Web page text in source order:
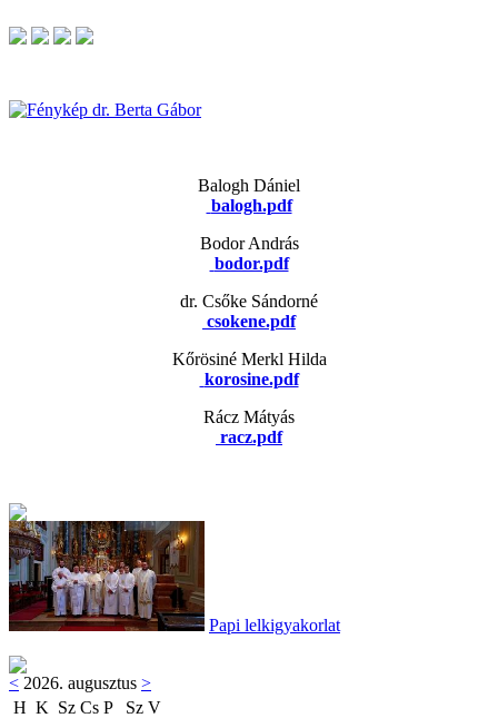
Balogh Dániel
balogh.pdf
Bodor András
bodor.pdf
dr. Csőke Sándorné
csokene.pdf
Kőrösiné Merkl Hilda
korosine.pdf
Rácz Mátyás
racz.pdf
Papi lelkigyakorlat
< 2026. augusztus >
H K Sz Cs P Sz V